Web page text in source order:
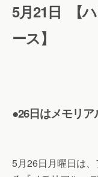
5月21日 【
ース】
●26日はメモリ
5月26日月曜日は